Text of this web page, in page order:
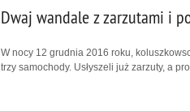
Dwaj wandale z zarzutami i
W nocy 12 grudnia 2016 roku,
trzy samochody. Usłyszeli już zarzuty, a